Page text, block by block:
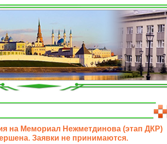
на Мемориал Нежметдинова (этап ДКР)
Заявки не принимаются.